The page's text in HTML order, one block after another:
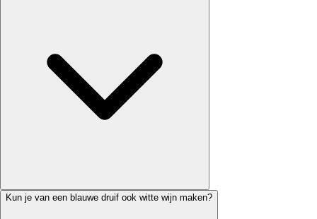
Kun je van een blauwe druif ook witte wijn maken?